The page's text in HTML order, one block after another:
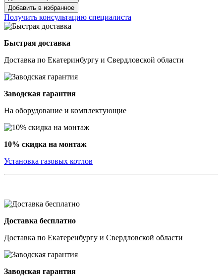
Добавить в избранное
Получить консультацию специалиста
Быстрая доставка
Доставка по Екатеринбургу и Свердловской области
Заводская гарантия
На оборудование и комплектующие
10% скидка на монтаж
Установка газовых котлов
Доставка бесплатно
Доставка по Екатеренбургу и Свердловской области
Заводская гарантия